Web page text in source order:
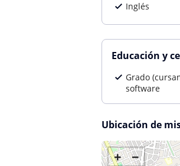
Inglés
Educación y
Grado
software
Ubicación de
+ −